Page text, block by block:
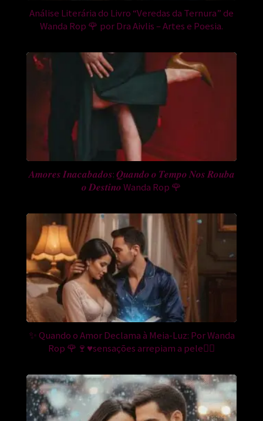
Análise Literária do Livro “Veredas da Ternura” de
Wanda Rop 🌹 por Dra Aivlis – Artes e Poesia.
𝑨𝒎𝒐𝒓𝒆𝒔 𝑰𝒏𝒂𝒄𝒂𝒃𝒂𝒅𝒐𝒔: 𝑸𝒖𝒂𝒏𝒅𝒐 𝒐 𝑻𝒆𝒎𝒑𝒐 𝑵𝒐𝒔 𝑹𝒐𝒖𝒃𝒂
𝒐 𝑫𝒆𝒔𝒕𝒊𝒏𝒐 Wanda Rop 🌹
✨ Quando o Amor Declama à Meia-Luz: Por Wanda
Rop 🌹🍷♥️sensações arrepiam a pele❤️‍🔥